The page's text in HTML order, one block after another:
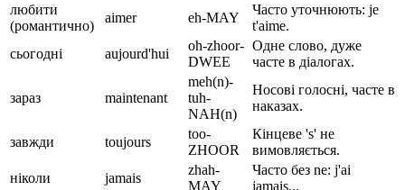
любити
(романтично)
aimer eh-MAY
Часто уточнюють: je
t'aime.
сьогодні
aujourd'hui
oh-zhoor-
DWEE
Одне слово, дуже
часте в діалогах.
зараз maintenant
meh(n)-
tuh-
NAH(n)
Носові голосні, часте в
наказах.
завжди toujours
too-
ZHOOR
Кінцеве 's' не
вимовляється.
ніколи
jamais
zhah-
MAY
Часто без ne: j'ai
jamais...